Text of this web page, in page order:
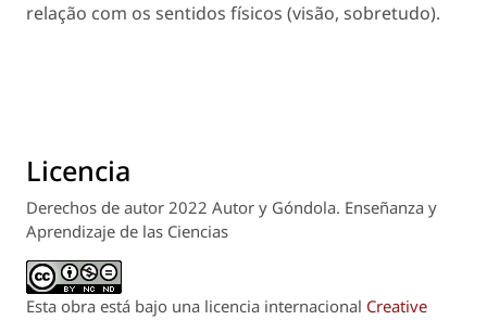
relação com os sentidos físicos (visão, sobretudo).
Licencia
Derechos de autor 2022 Autor y Góndola. Enseñanza y
Aprendizaje de las Ciencias
Esta obra está bajo una licencia internacional Creative